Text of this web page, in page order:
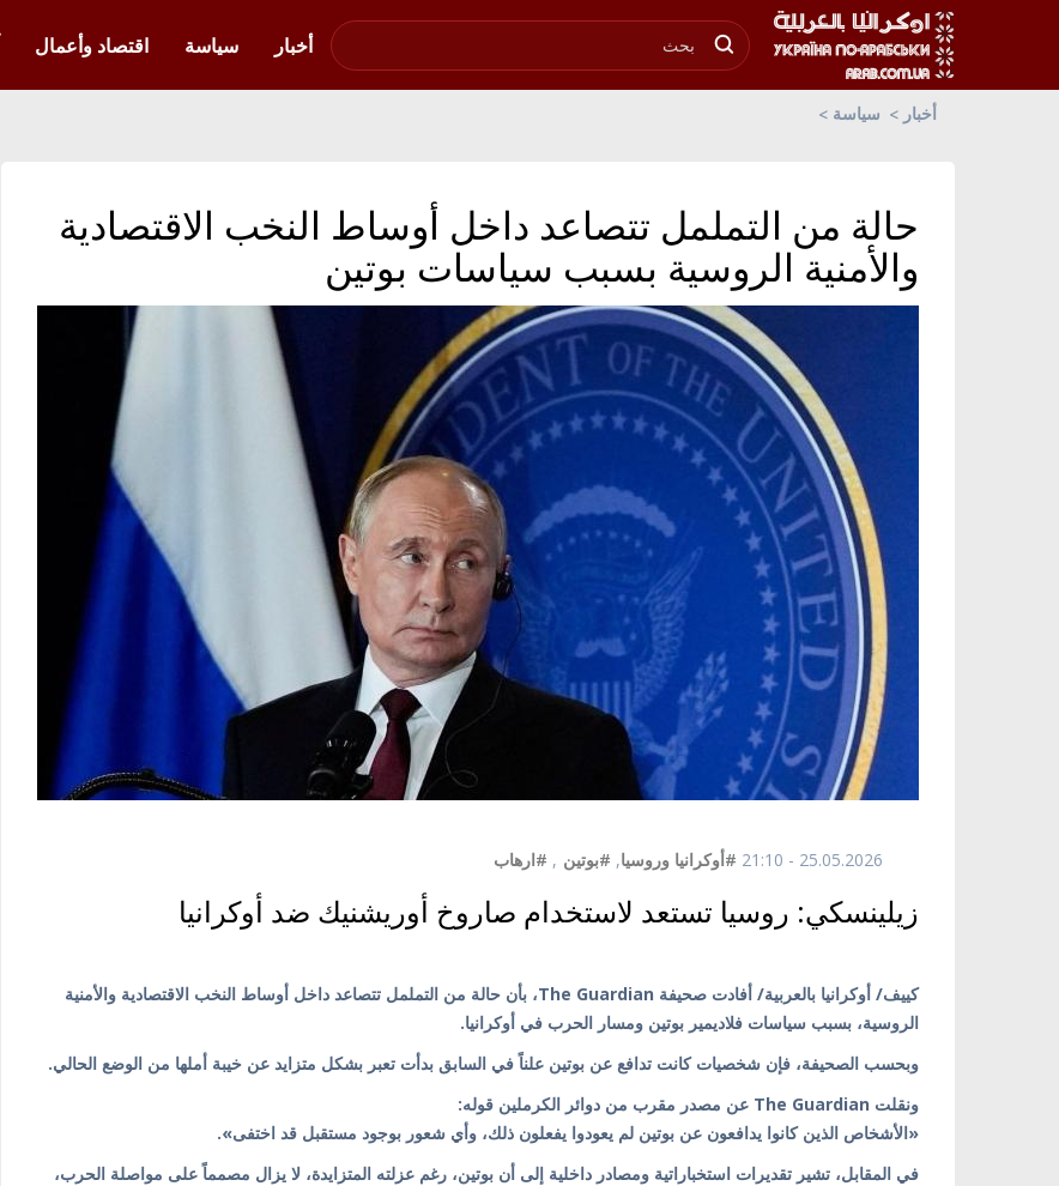
أخبار
سياسة اقتصاد وأعمال
أخبار سياسة
حالة من التململ تتصاعد داخل أوساط النخب الاقتصادية
والأمنية الروسية بسبب سياسات بوتين
25.05.2026 - 21:10 #أوكرانيا وروسيا, #بوتين , #ارهاب
زيلينسكي: روسيا تستعد لاستخدام صاروخ أوريشنيك ضد أوكرانيا
كييف/ أوكرانيا بالعربية/ أفادت صحيفة The Guardian، بأن حالة من التململ تتصاعد داخل أوساط النخب الاقتصادية والأمنية
الروسية، بسبب سياسات فلاديمير بوتين ومسار الحرب في أوكرانيا.
وبحسب الصحيفة، فإن شخصيات كانت تدافع عن بوتين علناً في السابق بدأت تعبر بشكل متزايد عن خيبة أملها من الوضع الحالي.
ونقلت The Guardian عن مصدر مقرب من دوائر الكرملين قوله:
«الأشخاص الذين كانوا يدافعون عن بوتين لم يعودوا يفعلون ذلك، وأي شعور بوجود مستقبل قد اختفى».
في المقابل، تشير تقديرات استخباراتية ومصادر داخلية إلى أن بوتين، رغم عزلته المتزايدة، لا يزال مصمماً على مواصلة الحرب،